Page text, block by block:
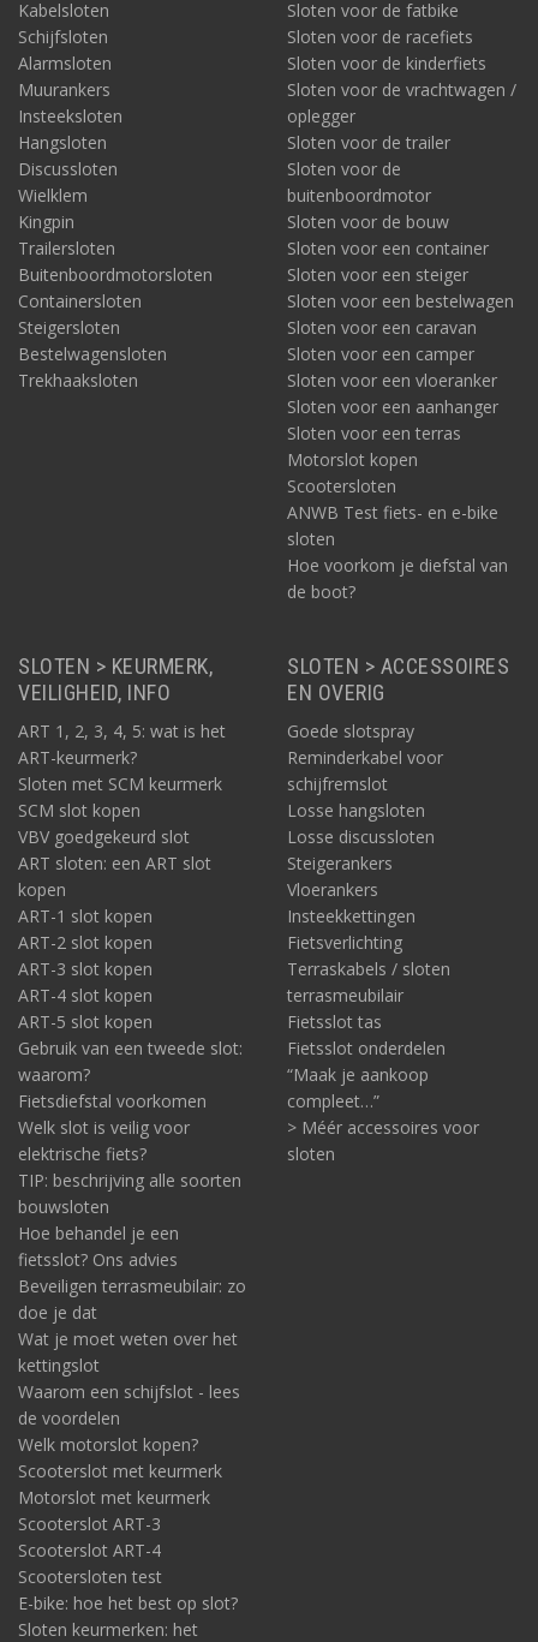
Een rolsteiger tegen diefstal beschermen. Daarvoor moet je iets
slims en effectiefs verzinnen. Dat heeft DoubleLock gedaan en
daar is het steigerslot Spider uitgerold. Deze naam heeft het niet
voor niets. Het slot heeft namelijk twee in het oog springende
haken. Deze klemmen enerzijds om de opbouwframes,
anderzijds om de schoren. Zo kan niemand de frames en de
schoren van elkaar verwijderen. Demonteren is daarmee niet
mogelijk. Ook dit slot heeft de DoubleLock-eigen dieprode
signaalkleur. En daar kan niemand omheen.
Voorbeeld van DoubleLock steigerslot:
Overige herkenbare eigenschappen van dit merk
Het (gepatenteerde) ontwerp van de sloten – gericht op heel
Naast deze uiterlijke kenmerken is er nog een gemene deler,
niet direct zichtbaar, maar wel relevant en merkbaar: doorgaans
over de kwaliteit, en is daarmee óók van wezenlijk belang voor
de verzekering.
SCM is de afkorting van Stichting Certificering
Motorvoertuigen. Sloten met dit keurmerk hebben
veeleisende testen doorstaan: op agressieve aanvallen,
stofbestendigheid, duurzaamheid, vriesbestendigheid en zout-
en waterbestendigheid. Het SCM keurmerk is van belang voor
sloten voor caravan, paardentrailer, aanhangwagen,
vrachtwagen en boot.
Het keurmerk ART wordt afgegeven door Stichting ART.
Daarin zetelen onder meer de ANWB, BOVAG, verzekeraars en
politie. ART-gecertificeerde sloten hebben met succes
aanvalstesten en laboratoriumtesten ondergaan, door SKG-
IKOB.
DoubleLock slot gebruiken is meestal slechts
secondewerk
Een ander punt waaraan goed te merken is dat het om een
DoubleLock gaat, is het opvallend eenvoudige gebruik. Dat laten
ook de diverse video’s met productuitleg op deze pagina (en
elders op Slotenonline.nl) zien. De video’s zijn al ultrakort. De tijd
die het in de praktijk kost om de trailer / caravan, boot,
bestelwagen, vrachtwagen, container, tweewieler of ander
kostbaar eigendom op slot te zetten, is meestal zelfs nog
korter.
Kabelsloten
Schijfsloten
Alarmsloten
Muurankers
Insteeksloten
Hangsloten
Discussloten
Wielklem
Kingpin
Trailersloten
Buitenboordmotorsloten
Containersloten
Steigersloten
Bestelwagensloten
Trekhaaksloten
Sloten voor de fatbike
Sloten voor de racefiets
Sloten voor de kinderfiets
Sloten voor de vrachtwagen /
oplegger
Sloten voor de trailer
Sloten voor de
buitenboordmotor
Sloten voor de bouw
Sloten voor een container
Sloten voor een steiger
Sloten voor een bestelwagen
Sloten voor een caravan
Sloten voor een camper
Sloten voor een vloeranker
Sloten voor een aanhanger
Sloten voor een terras
Motorslot kopen
Scootersloten
ANWB Test fiets- en e-bike
sloten
Hoe voorkom je diefstal van
de boot?
SLOTEN > KEURMERK,
VEILIGHEID, INFO
ART 1, 2, 3, 4, 5: wat is het
ART-keurmerk?
Sloten met SCM keurmerk
SCM slot kopen
VBV goedgekeurd slot
ART sloten: een ART slot
kopen
ART-1 slot kopen
ART-2 slot kopen
ART-3 slot kopen
ART-4 slot kopen
ART-5 slot kopen
Gebruik van een tweede slot:
waarom?
Fietsdiefstal voorkomen
Welk slot is veilig voor
elektrische fiets?
TIP: beschrijving alle soorten
bouwsloten
Hoe behandel je een
fietsslot? Ons advies
Beveiligen terrasmeubilair: zo
doe je dat
Wat je moet weten over het
kettingslot
Waarom een schijfslot - lees
de voordelen
Welk motorslot kopen?
Scooterslot met keurmerk
Motorslot met keurmerk
Scooterslot ART-3
Scooterslot ART-4
Scootersloten test
E-bike: hoe het best op slot?
Sloten keurmerken: het
SLOTEN > ACCESSOIRES
EN OVERIG
Goede slotspray
Reminderkabel voor
schijfremslot
Losse hangsloten
Losse discussloten
Steigerankers
Vloerankers
Insteekkettingen
Fietsverlichting
Terraskabels / sloten
terrasmeubilair
Fietsslot tas
Fietsslot onderdelen
“Maak je aankoop
compleet…”
> Méér accessoires voor
sloten